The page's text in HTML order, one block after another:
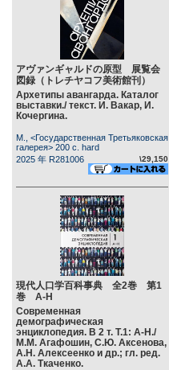
アヴァンギャルドの原型 展覧会
図録（トレチヤコフ美術館刊）
Архетипы авангарда. Каталог
выставки./ текст. И. Вакар, И.
Кочергина.
М., <Государственная Третьяковская
галерея> 200 c. hard
2025 年 R281006
\29,150
現代人口学百科事典 全2巻 第1
巻 А-Н
Современная
демографическая
энциклопедия. В 2 т. Т.1: А-Н./
М.М. Агафошин, С.Ю. Аксенова,
А.Н. Алексеенко и др.; гл. ред.
А.А. Ткаченко.